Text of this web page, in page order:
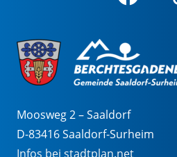
Moosweg 2 – Saaldorf
D-83416 Saaldorf-Surheim
Infos bei stadtplan.net